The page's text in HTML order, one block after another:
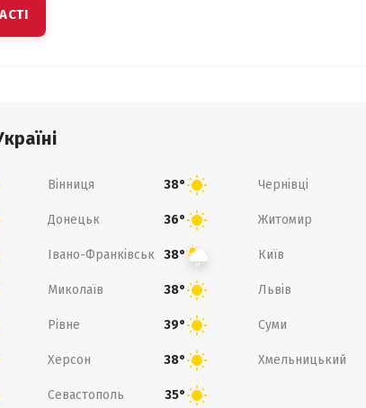
Вінниця 38° Чернівці
Донецьк 36° Житомир
Івано-Франківськ 38° Київ
Миколаїв 38° Львів
Рівне 39° Суми
Херсон 38° Хмельницький
Севастополь 35°